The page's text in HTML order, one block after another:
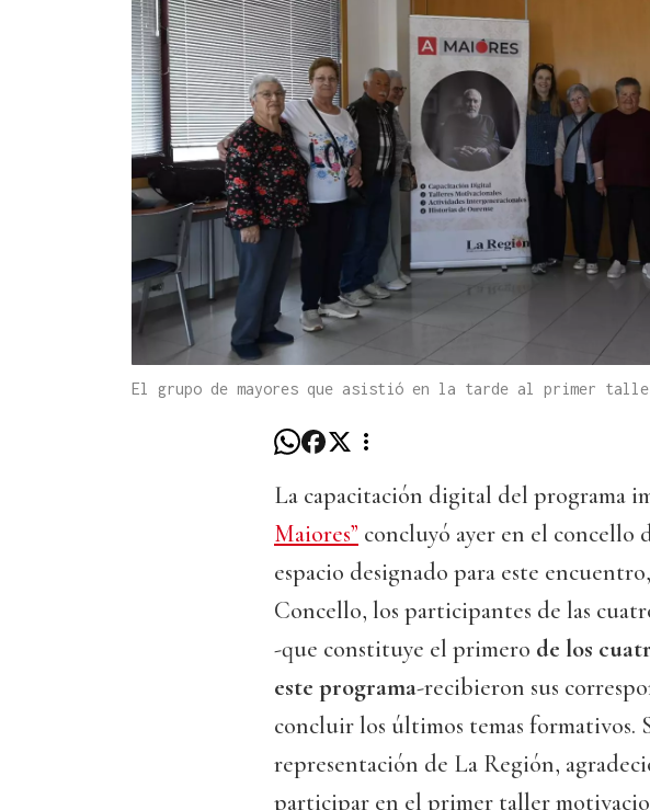
El grupo de mayores que asistió en la tarde al primer
La capacitación digital del programa
Maiores” concluyó ayer en el concello
espacio designado para este
Concello, los participantes de las
-que constituye el primero de los
este programa-recibieron sus
concluir los últimos temas formativos.
representación de La Región,
participar en el primer taller